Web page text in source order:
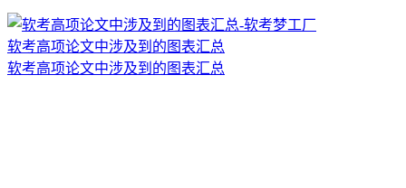
软考高项论文中涉及到的图表汇总
软考高项论文中涉及到的图表汇总